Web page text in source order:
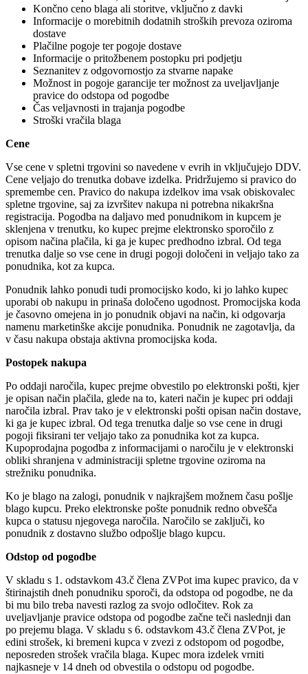
Končno ceno blaga ali storitve, vključno z davki
Informacije o morebitnih dodatnih stroških prevoza oziroma
dostave
Plačilne pogoje ter pogoje dostave
Informacije o pritožbenem postopku pri podjetju
Seznanitev z odgovornostjo za stvarne napake
Možnost in pogoje garancije ter možnost za uveljavljanje
pravice do odstopa od pogodbe
Čas veljavnosti in trajanja pogodbe
Stroški vračila blaga
Cene
Vse cene v spletni trgovini so navedene v evrih in vključujejo DDV.
Cene veljajo do trenutka dobave izdelka. Pridržujemo si pravico do
spremembe cen. Pravico do nakupa izdelkov ima vsak obiskovalec
spletne trgovine, saj za izvršitev nakupa ni potrebna nikakršna
registracija. Pogodba na daljavo med ponudnikom in kupcem je
sklenjena v trenutku, ko kupec prejme elektronsko sporočilo z
opisom načina plačila, ki ga je kupec predhodno izbral. Od tega
trenutka dalje so vse cene in drugi pogoji določeni in veljajo tako za
ponudnika, kot za kupca.
Ponudnik lahko ponudi tudi promocijsko kodo, ki jo lahko kupec
uporabi ob nakupu in prinaša določeno ugodnost. Promocijska koda
je časovno omejena in jo ponudnik objavi na način, ki odgovarja
namenu marketinške akcije ponudnika. Ponudnik ne zagotavlja, da
v času nakupa obstaja aktivna promocijska koda.
Postopek nakupa
Po oddaji naročila, kupec prejme obvestilo po elektronski pošti, kjer
je opisan način plačila, glede na to, kateri način je kupec pri oddaji
naročila izbral. Prav tako je v elektronski pošti opisan način dostave,
ki ga je kupec izbral. Od tega trenutka dalje so vse cene in drugi
pogoji fiksirani ter veljajo tako za ponudnika kot za kupca.
Kupoprodajna pogodba z informacijami o naročilu je v elektronski
obliki shranjena v administraciji spletne trgovine oziroma na
strežniku ponudnika.
Ko je blago na zalogi, ponudnik v najkrajšem možnem času pošlje
blago kupcu. Preko elektronske pošte ponudnik redno obvešča
kupca o statusu njegovega naročila. Naročilo se zaključi, ko
ponudnik z dostavno službo odpošlje blago kupcu.
Odstop od pogodbe
V skladu s 1. odstavkom 43.č člena ZVPot ima kupec pravico, da v
štirinajstih dneh ponudniku sporoči, da odstopa od pogodbe, ne da
bi mu bilo treba navesti razlog za svojo odločitev. Rok za
uveljavljanje pravice odstopa od pogodbe začne teči naslednji dan
po prejemu blaga. V skladu s 6. odstavkom 43.č člena ZVPot, je
edini strošek, ki bremeni kupca v zvezi z odstopom od pogodbe,
neposreden strošek vračila blaga. Kupec mora izdelek vrniti
najkasneje v 14 dneh od obvestila o odstopu od pogodbe.